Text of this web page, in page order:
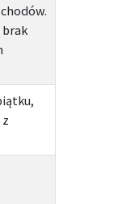
brak